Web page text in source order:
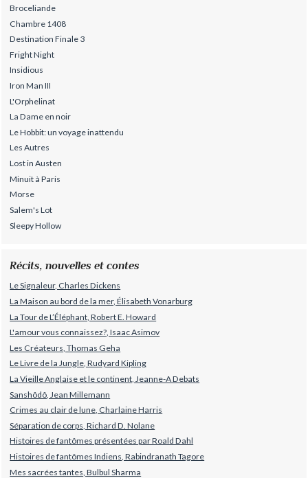
Broceliande
Chambre 1408
Destination Finale 3
Fright Night
Insidious
Iron Man III
L'Orphelinat
La Dame en noir
Le Hobbit: un voyage inattendu
Les Autres
Lost in Austen
Minuit à Paris
Morse
Salem's Lot
Sleepy Hollow
Récits, nouvelles et contes
Le Signaleur, Charles Dickens
La Maison au bord de la mer, Élisabeth Vonarburg
La Tour de L’Éléphant, Robert E. Howard
L'amour vous connaissez?, Isaac Asimov
Les Créateurs, Thomas Geha
Le Livre de la Jungle, Rudyard Kipling
La Vieille Anglaise et le continent, Jeanne-A Debats
Sanshôdô, Jean Millemann
Crimes au clair de lune, Charlaine Harris
Séparation de corps, Richard D. Nolane
Histoires de fantômes présentées par Roald Dahl
Histoires de fantômes Indiens, Rabindranath Tagore
Mes sacrées tantes, Bulbul Sharma